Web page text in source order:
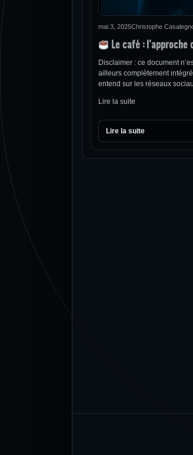
mai 3, 2025Christophe
Le café : l’approche
Disclaimer : ce document
ailleurs complètement
entend sur les réseaux
Lire la suite
Lire la suite